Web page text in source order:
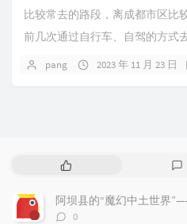
比较常去的路段，离成都市区比
前几次通过自行车、自驾的方式
pang 2023 年 11 月 23 日
热
文
章
阿坝县的“魔幻中土世界
评
0